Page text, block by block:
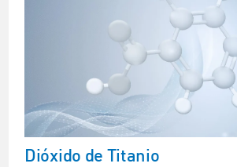
Dióxido de Titanio